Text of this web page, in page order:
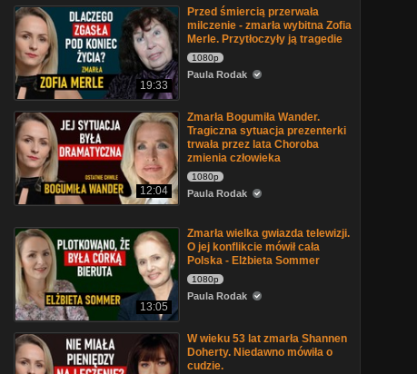
19:33
Przed śmiercią przerwała
milczenie - zmarła wybitna Zofia
Merle. Przytłoczyły ją tragedie
1080p
Paula Rodak
12:04
Zmarła Bogumiła Wander.
Tragiczna sytuacja prezenterki
trwała przez lata Choroba
zmienia człowieka
1080p
Paula Rodak
13:05
Zmarła wielka gwiazda telewizji.
O jej konflikcie mówił cała
Polska - Elżbieta Sommer
1080p
Paula Rodak
W wieku 53 lat zmarła Shannen
Doherty. Niedawno mówiła o
cudzie.